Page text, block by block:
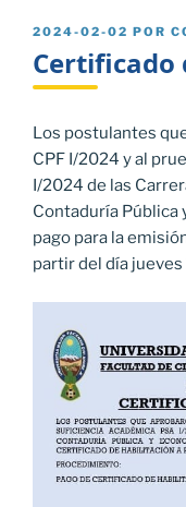
PUBLICADO
2024-02-02 POR
Certificado
Los postulantes
CPF I/2024 y al
I/2024 de las
Contaduría Pública
pago para la
partir del día